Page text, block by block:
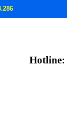
Hotline: